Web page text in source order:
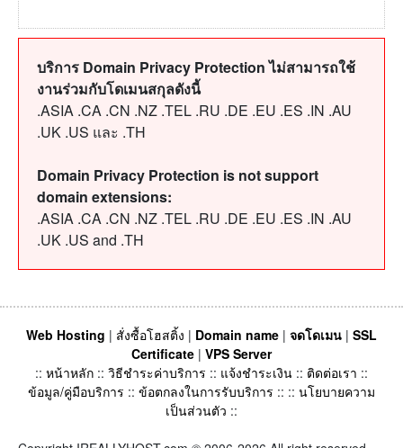
บริการ Domain Privacy Protection ไม่สามารถใช้
งานร่วมกับโดเมนสกุลดังนี้
.ASIA .CA .CN .NZ .TEL .RU .DE .EU .ES .IN .AU
.UK .US และ .TH
Domain Privacy Protection is not support
domain extensions:
.ASIA .CA .CN .NZ .TEL .RU .DE .EU .ES .IN .AU
.UK .US and .TH
Web Hosting | สั่งซื้อโฮสติ้ง | Domain name | จดโดเมน | SSL
Certificate | VPS Server
:: หน้าหลัก :: วิธีชำระค่าบริการ :: แจ้งชำระเงิน :: ติดต่อเรา ::
ข้อมูล/คู่มือบริการ :: ข้อตกลงในการรับบริการ :: :: นโยบายความ
เป็นส่วนตัว ::